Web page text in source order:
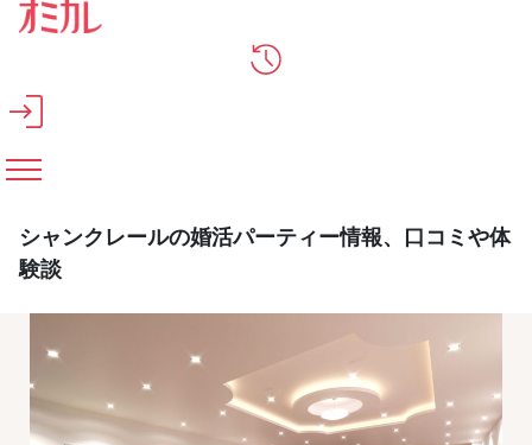
メインコンテンツへスキップ
シャンクレールの婚活パーティー情報、口コミや体
験談